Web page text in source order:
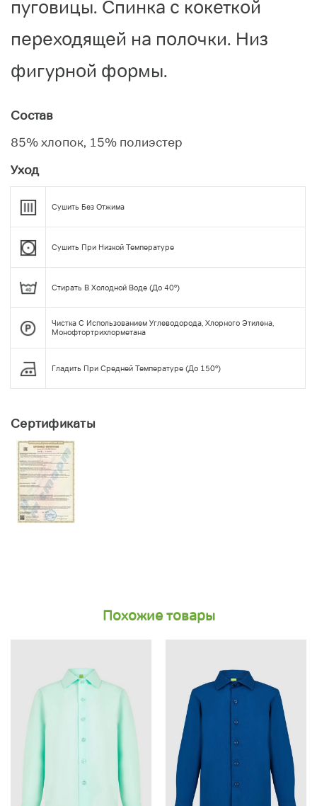
пуговицы. Спинка с кокеткой
переходящей на полочки. Низ
фигурной формы.
Состав
85% хлопок, 15% полиэстер
Уход
Сушить Без Отжима
Сушить При Низкой Температуре
Стирать В Холодной Воде (до 40°)
Чистка С Использованием Углеводорода, Хлорного Этилена,
Монофтортрихлорметана
Гладить При Средней Температуре (до 150°)
Сертификаты
Похожие товары